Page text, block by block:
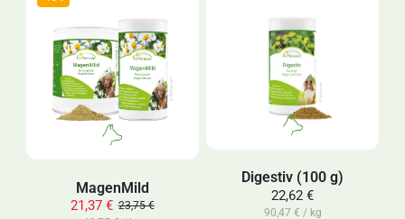
MagenMild
23,75 €
21,37 €
Digestiv (100 g)
22,62 €
90,47 € / kg